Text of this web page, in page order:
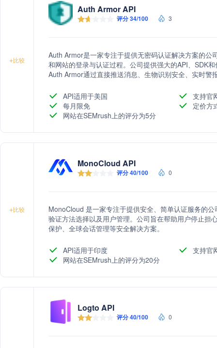
+比较
Auth Armor API
评分 34/100 3
Auth Armor是一家专注于提供无密码认证解决方案的公
和网站的登录与认证过程。公司提供强大的API、SDK
Auth Armor通过直接推送消息、生物识别安全、实时警
API适用于美国
支持官
每月限免
定价方
网站在SEMrush上的评分为5分
+比较
MonoCloud API
评分 40/100 0
MonoCloud 是一家专注于提供安全、简单认证服务的
验证方法选择以及用户管理。公司旨在帮助用户停止担
保护、全球会话管理等安全解决方案。
API适用于印度
支持官
网站在SEMrush上的评分为20分
Logto API
评分 40/100 0